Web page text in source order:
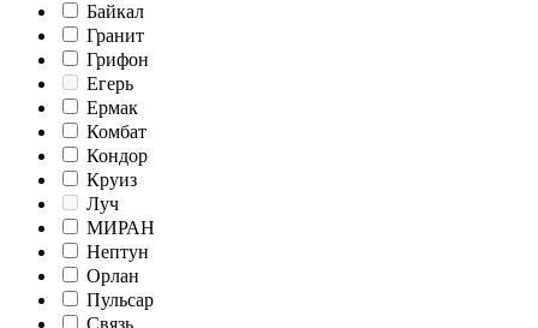
Байкал
Гранит
Грифон
Егерь
Ермак
Комбат
Кондор
Круиз
Луч
МИРАН
Нептун
Орлан
Пульсар
Связь